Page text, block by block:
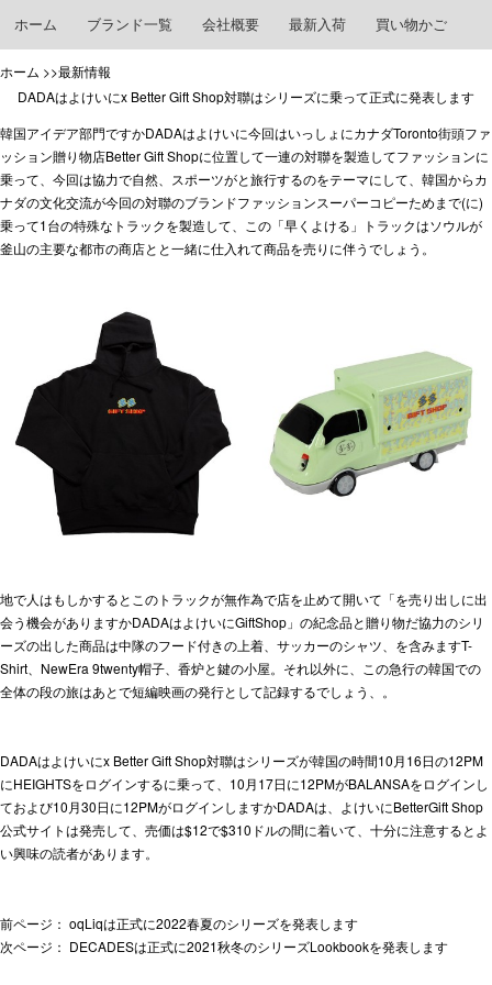
ホーム ブランド一覧 会社概要 最新入荷 買い物かご
ホーム >>最新情報
DADAはよけいにx Better Gift Shop対聯はシリーズに乗って正式に発表します
韓国アイデア部門ですかDADAはよけいに今回はいっしょにカナダToronto街頭ファ
ッション贈り物店Better Gift Shopに位置して一連の対聯を製造してファッションに
乗って、今回は協力で自然、スポーツがと旅行するのをテーマにして、韓国からカ
ナダの文化交流が今回の対聯のブランドファッションスーパーコピーためまで(に)
乗って1台の特殊なトラックを製造して、この「早くよける」トラックはソウルが
釜山の主要な都市の商店とと一緒に仕入れて商品を売りに伴うでしょう。
地で人はもしかするとこのトラックが無作為で店を止めて開いて「を売り出しに出
会う機会がありますかDADAはよけいにGiftShop」の紀念品と贈り物だ協力のシリ
ーズの出した商品は中隊のフード付きの上着、サッカーのシャツ、を含みますT-
Shirt、NewEra 9twenty帽子、香炉と鍵の小屋。それ以外に、この急行の韓国での
全体の段の旅はあとで短編映画の発行として記録するでしょう、。
DADAはよけいにx Better Gift Shop対聯はシリーズが韓国の時間10月16日の12PM
にHEIGHTSをログインするに乗って、10月17日に12PMがBALANSAをログインし
ておよび10月30日に12PMがログインしますかDADAは、よけいにBetterGift Shop
公式サイトは発売して、売価は$12で$310ドルの間に着いて、十分に注意するとよ
い興味の読者があります。
前ページ： oqLiqは正式に2022春夏のシリーズを発表します
次ページ： DECADESは正式に2021秋冬のシリーズLookbookを発表します